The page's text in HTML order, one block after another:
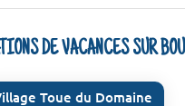
DE VACANCES SUR
Toue du Domaine